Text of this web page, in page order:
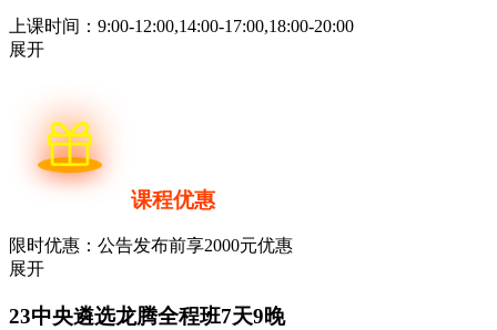
上课时间：9:00-12:00,14:00-17:00,18:00-20:00
展开
课程优惠
限时优惠：公告发布前享2000元优惠
展开
23中央遴选龙腾全程班7天9晚